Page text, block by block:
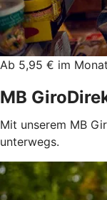
Ab 5,95 € im Monat
MB
Mit unserem MB
unterwegs.